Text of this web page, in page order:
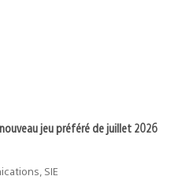
jeu préféré de juillet 2026
SIE